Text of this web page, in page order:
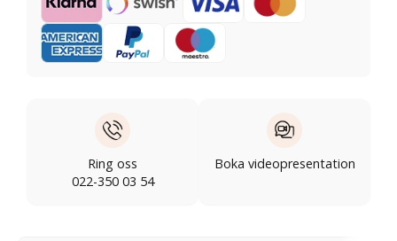
Ring oss
022-350 03 54
Boka videopresentation